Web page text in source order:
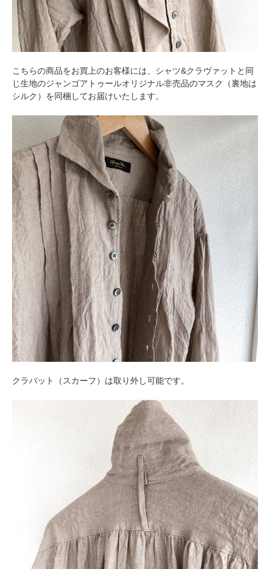
こちらの商品をお買上のお客様には、シャツ&クラヴァットと同
じ生地のジャンゴアトゥールオリジナル非売品のマスク（裏地は
シルク）を同梱してお届けいたします。
クラバット（スカーフ）は取り外し可能です。